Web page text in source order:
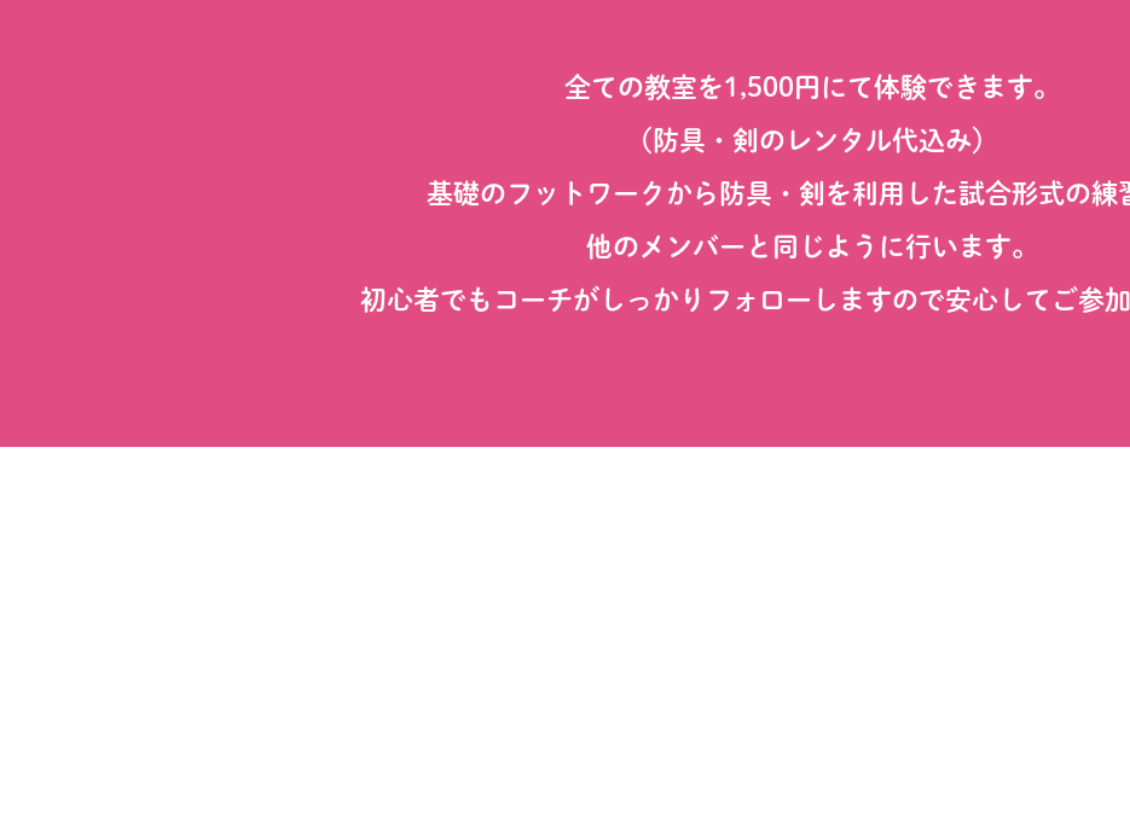
全ての教室を1,500円にて体験できます。
（防具・剣のレンタル代込み）
基礎のフットワークから防具・剣を利用した試合形式の練
他のメンバーと同じように行います。
初心者でもコーチがしっかりフォローしますので安心してご参